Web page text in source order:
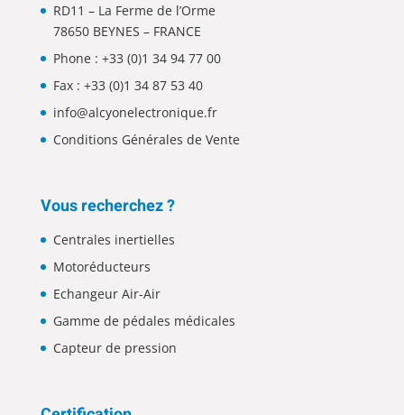
RD11 – La Ferme de l’Orme
78650 BEYNES – FRANCE
Phone : +33 (0)1 34 94 77 00
Fax : +33 (0)1 34 87 53 40
info@alcyonelectronique.fr
Conditions Générales de Vente
Vous recherchez ?
Centrales inertielles
Motoréducteurs
Echangeur Air-Air
Gamme de pédales médicales
Capteur de pression